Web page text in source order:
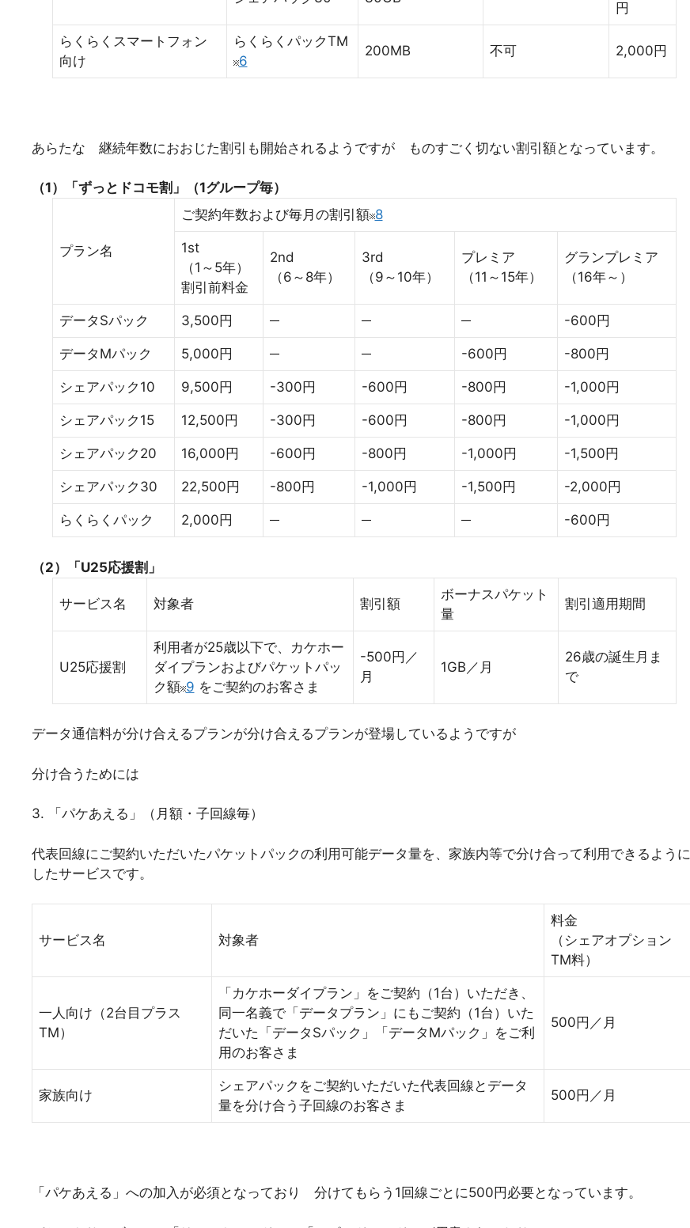
円
らくらくスマートフォン
向け
らくらくパックTM
6
200MB 不可 2,000円
あらたな 継続年数におおじた割引も開始されるようですが ものすごく切ない割引額となっています。
（1）「ずっとドコモ割」（1グループ毎）
プラン名
ご契約年数および毎月の割引額 8
1st
（1～5年）
割引前料金
2nd
（6～8年）
3rd
（9～10年）
プレミア
（11～15年）
グランプレミア
（16年～）
データSパック 3,500円 -600円
データMパック 5,000円 -600円 -800円
シェアパック10 9,500円 -300円 -600円 -800円 -1,000円
シェアパック15 12,500円 -300円 -600円 -800円 -1,000円
シェアパック20 16,000円 -600円 -800円 -1,000円 -1,500円
シェアパック30 22,500円 -800円 -1,000円 -1,500円 -2,000円
らくらくパック 2,000円 -600円
（2）「U25応援割」
サービス名 対象者 割引額
ボーナスパケット
量
割引適用期間
U25応援割
利用者が25歳以下で、カケホー
ダイプランおよびパケットパッ
ク額 9 をご契約のお客さま
-500円／
月
1GB／月
26歳の誕生月ま
で
データ通信料が分け合えるプランが分け合えるプランが登場しているようですが
分け合うためには
3. 「パケあえる」（月額・子回線毎）
代表回線にご契約いただいたパケットパックの利用可能データ量を、家族内等で分け合って利用できるように
したサービスです。
サービス名 対象者
料金
（シェアオプション
TM料）
一人向け（2台目プラス
TM）
「カケホーダイプラン」をご契約（1台）いただき、
同一名義で「データプラン」にもご契約（1台）いた
だいた「データSパック」「データMパック」をご利
用のお客さま
500円／月
家族向け
シェアパックをご契約いただいた代表回線とデータ
量を分け合う子回線のお客さま
500円／月
「パケあえる」への加入が必須となっており 分けてもらう1回線ごとに500円必要となっています。